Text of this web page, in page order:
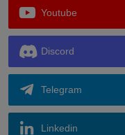
Youtube
Discord
Telegram
Linkedin